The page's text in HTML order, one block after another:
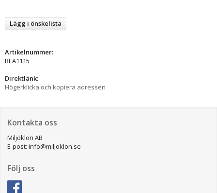
Lägg i önskelista
Artikelnummer:
REA1115
Direktlänk:
Högerklicka och kopiera adressen
Kontakta oss
Miljöklon AB
E-post: info@miljoklon.se
Följ oss